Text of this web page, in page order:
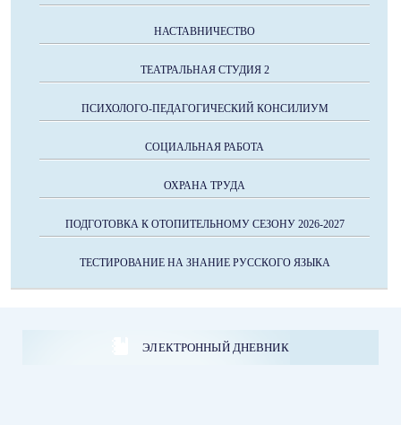
НАСТАВНИЧЕСТВО
ТЕАТРАЛЬНАЯ СТУДИЯ 2
ПСИХОЛОГО-ПЕДАГОГИЧЕСКИЙ КОНСИЛИУМ
СОЦИАЛЬНАЯ РАБОТА
ОХРАНА ТРУДА
ПОДГОТОВКА К ОТОПИТЕЛЬНОМУ СЕЗОНУ 2026-2027
ТЕСТИРОВАНИЕ НА ЗНАНИЕ РУССКОГО ЯЗЫКА
ЭЛЕКТРОННЫЙ ДНЕВНИК